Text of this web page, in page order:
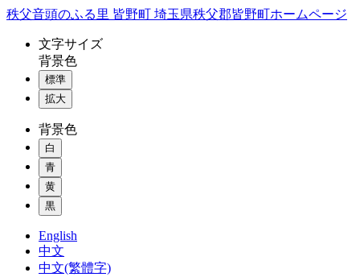
コ
秩父音頭のふる里 皆野町 埼玉県秩父郡皆野町ホームページ
文字サイズ
背景色
標準
拡大
背景色
白
青
黄
黒
English
中文
中文(繁體字)